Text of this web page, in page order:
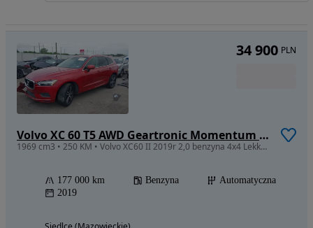
Volvo XC 60 T5 AWD Geartronic Momentum Pro
1969 cm3 • 250 KM • Volvo XC60 II 2019r 2,0 benzyna 4x4 Lekko uszkodzone.
177 000 km Benzyna
Automatyczna
2019
34 900 PLN